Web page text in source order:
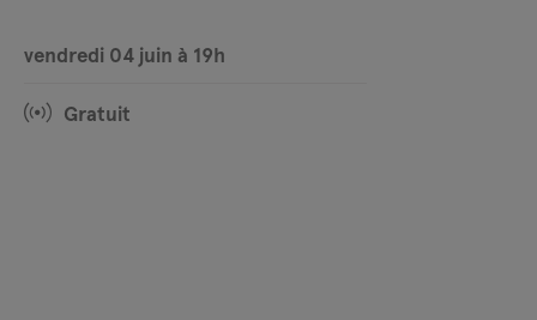
vendredi 04 juin à 19h
Gratuit